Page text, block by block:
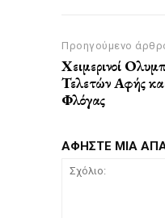
Προηγούμενο
Χειμερινοί
Τελετών Αφής
Φλόγας
ΑΦΗΣΤΕ ΜΙΑ